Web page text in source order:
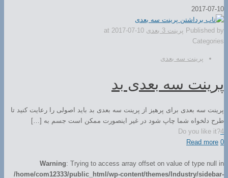
2017-07-10
Published by پرینت 3 بعدی at 2017-07-10
Categories
پرینت سه بعدی
پرینت سه بعدی بد
پرینت سه بعدی برای پرهیز از پرینت سه بعدی بد باید اصولی را رعایت کنید تا
طرح دلخواه شما چاپ شود در غیر اینصورت ممکن است جسم به […]
Do you like it?4
0
Read more
Warning: Trying to access array offset on value of type null in
/home/com12333/public_html/wp-content/themes/Industry/sidebar-